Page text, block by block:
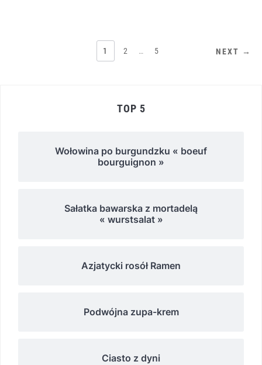
1 2 … 5 NEXT →
TOP 5
Wołowina po burgundzku « boeuf
bourguignon »
Sałatka bawarska z mortadelą
« wurstsalat »
Azjatycki rosół Ramen
Podwójna zupa-krem
Ciasto z dyni